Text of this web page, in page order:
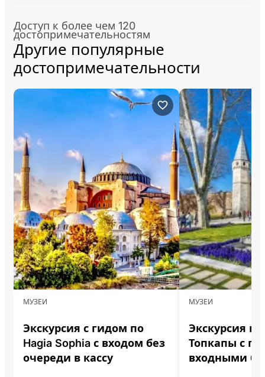
Доступ к более чем 120
достопримечательностям
Другие популярные
достопримечательности
МУЗЕИ
Экскурсия с гидом по
Hagia Sophia с входом без
очереди в кассу
МУЗЕИ
Экскурсия
Топкапы с
входными